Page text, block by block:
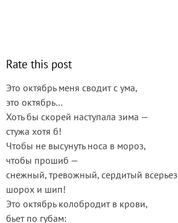
Rate this post
Это октябрь меня сводит с ума,
это октябрь…
Хоть бы скорей наступала зима —
стужа хотя б!
Чтобы не высунуть носа в мороз,
чтобы прошиб —
снежный, тревожный, сердитый всерьез
шорох и шип!
Это октябрь колобродит в крови,
бьет по губам: